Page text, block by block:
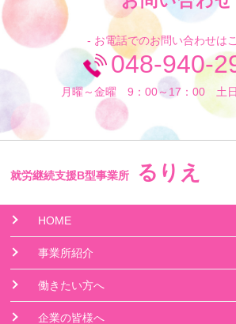
- お電話でのお問い合わせは
048-940-
月曜～金曜 9：00～17：00 土
就労継続支援B型事業所 るりえ
HOME
事業所紹介
働きたい方へ
企業の皆様へ